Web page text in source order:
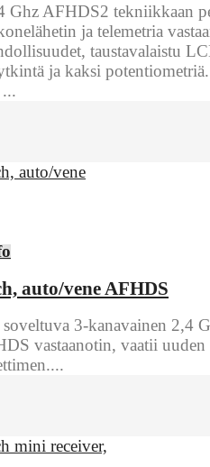
AFHDS2 tekniikkaan
ja telemetria
taustavalaistu
ja kaksi
auto/vene AFHDS
3-kanavainen 2,4
vastaanotin, vaatii